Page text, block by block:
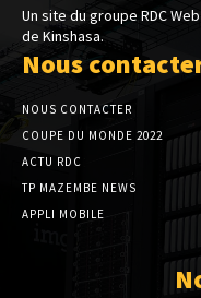
Un site du groupe RDC
de Kinshasa.
Nous
NOUS CONTACTER
COUPE DU MONDE 2022
ACTU RDC
TP MAZEMBE NEWS
APPLI MOBILE